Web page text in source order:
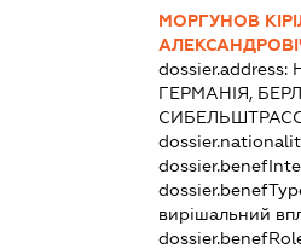
МОРГУНОВ
dossier.address:
ГЕРМАНІЯ,
вирішальний